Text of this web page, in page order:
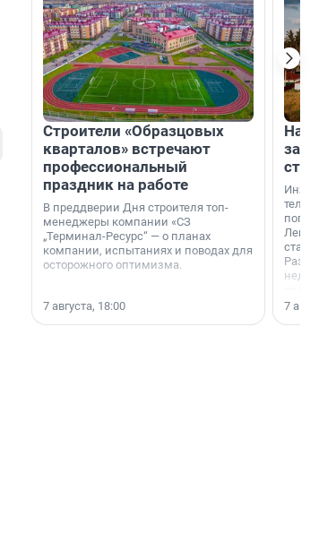
Строители «Образцовых
кварталов» встречают
профессиональный
праздник на работе
В преддверии Дня строителя топ-
менеджеры компании «СЗ
„Терминал-Ресурс“ — о планах
компании, испытаниях и поводах для
осторожного оптимизма.
7 августа, 18:00
На
станции
7